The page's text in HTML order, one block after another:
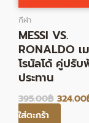
กีฬา
MESSI VS.
RONALDO เ
โรนัลโด้ คู่ปรับ
ประทาน
395.00฿ 324.00
ใส่ตะกร้า